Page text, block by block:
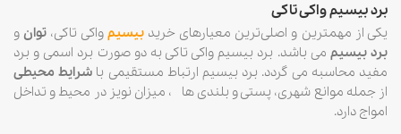
برد بیسیم واکی تاکی
یکی از مهمترین و اصلی‌ترین معیارهای خریدبیسیم واکی تاکی، توانو
برد بیسیم می باشد. برد بیسیم واکی تاکی به دو صورت برد اسمی و برد
مفید محاسبه می گردد. برد بیسیم ارتباط مستقیمی با شرایط محیطی
از جمله موانع شهری، پستی و بلندی ها ، میزان نویز در محیط و تداخل
امواج دارد.